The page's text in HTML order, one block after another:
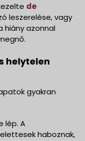
de
leszerelése, vagy
hiány azonnal
helytelen
gyakran
lép. A
haboznak,